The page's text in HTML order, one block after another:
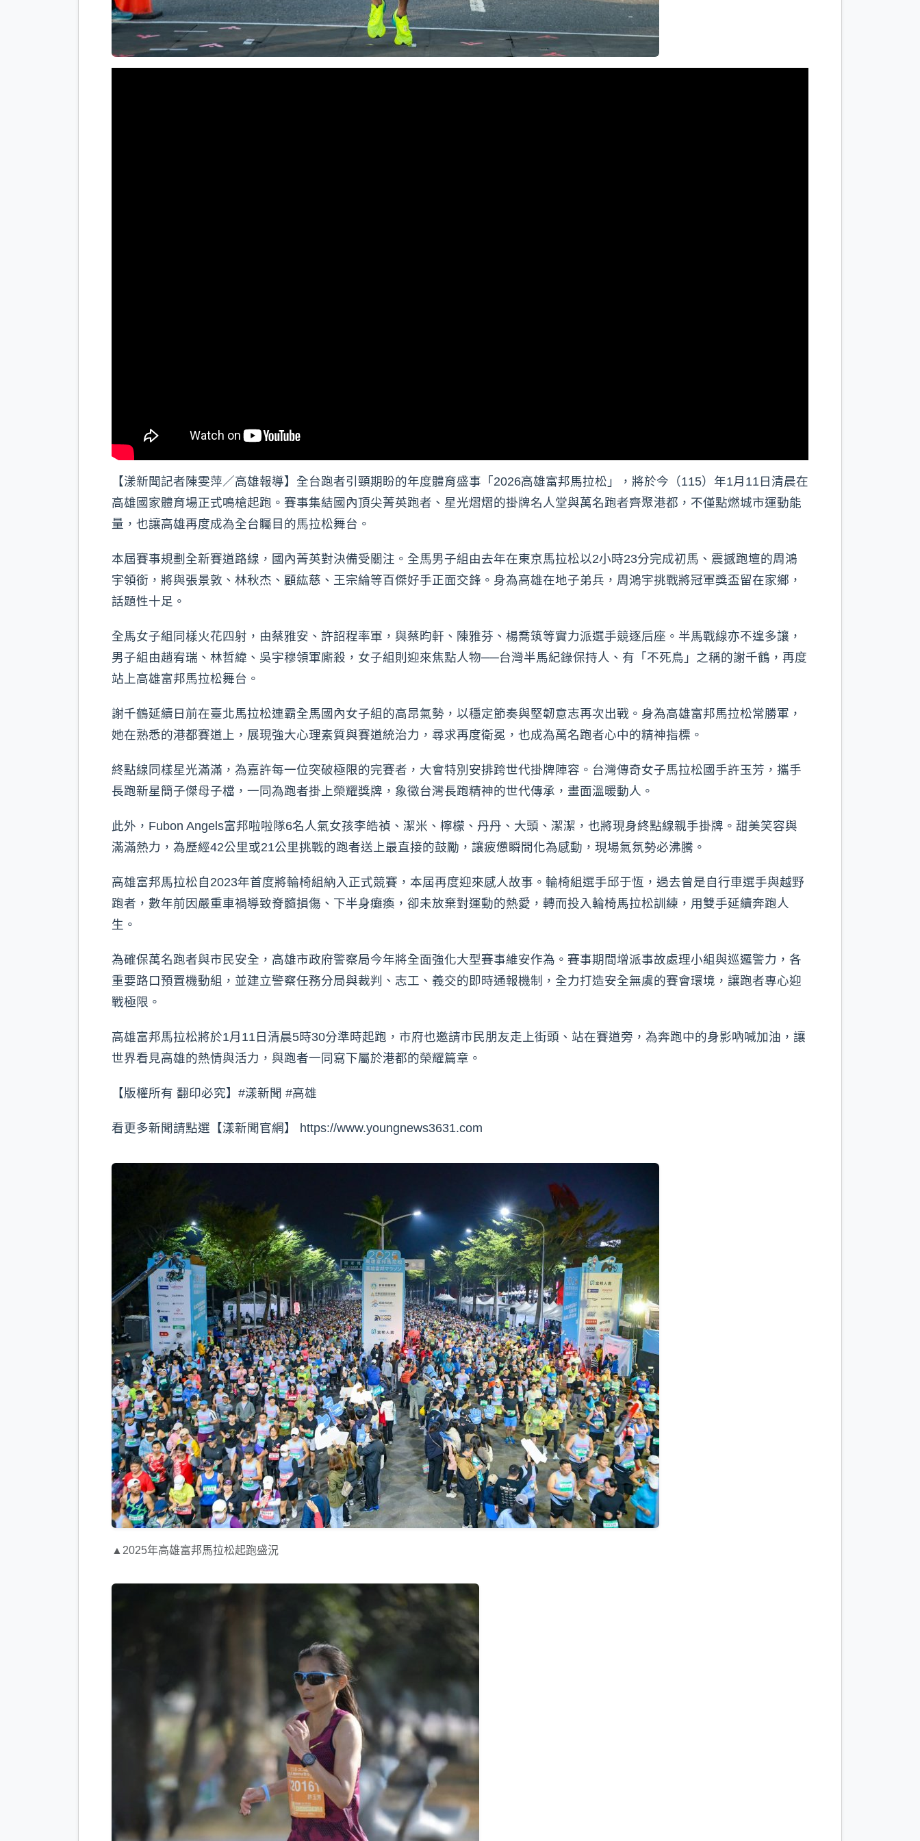
【漾新聞記者陳雯萍／高雄報導】全台跑者引頸期盼的年度體育盛事「2026高雄富邦馬拉松」，將於今（115）年1月11日清晨在
高雄國家體育場正式鳴槍起跑。賽事集結國內頂尖菁英跑者、星光熠熠的掛牌名人堂與萬名跑者齊聚港都，不僅點燃城市運動能
量，也讓高雄再度成為全台矚目的馬拉松舞台。
本屆賽事規劃全新賽道路線，國內菁英對決備受關注。全馬男子組由去年在東京馬拉松以2小時23分完成初馬、震撼跑壇的周鴻
宇領銜，將與張景敦、林秋杰、顧紘慈、王宗綸等百傑好手正面交鋒。身為高雄在地子弟兵，周鴻宇挑戰將冠軍獎盃留在家鄉，
話題性十足。
全馬女子組同樣火花四射，由蔡雅安、許詔程率軍，與蔡昀軒、陳雅芬、楊喬筑等實力派選手競逐后座。半馬戰線亦不遑多讓，
男子組由趙宥瑞、林哲緯、吳宇穆領軍廝殺，女子組則迎來焦點人物──台灣半馬紀錄保持人、有「不死鳥」之稱的謝千鶴，再度
站上高雄富邦馬拉松舞台。
謝千鶴延續日前在臺北馬拉松連霸全馬國內女子組的高昂氣勢，以穩定節奏與堅韌意志再次出戰。身為高雄富邦馬拉松常勝軍，
她在熟悉的港都賽道上，展現強大心理素質與賽道統治力，尋求再度衛冕，也成為萬名跑者心中的精神指標。
終點線同樣星光滿滿，為嘉許每一位突破極限的完賽者，大會特別安排跨世代掛牌陣容。台灣傳奇女子馬拉松國手許玉芳，攜手
長跑新星簡子傑母子檔，一同為跑者掛上榮耀獎牌，象徵台灣長跑精神的世代傳承，畫面溫暖動人。
此外，Fubon Angels富邦啦啦隊6名人氣女孩李皓禎、潔米、檸檬、丹丹、大頭、潔潔，也將現身終點線親手掛牌。甜美笑容與
滿滿熱力，為歷經42公里或21公里挑戰的跑者送上最直接的鼓勵，讓疲憊瞬間化為感動，現場氣氛勢必沸騰。
高雄富邦馬拉松自2023年首度將輪椅組納入正式競賽，本屆再度迎來感人故事。輪椅組選手邱于恆，過去曾是自行車選手與越野
跑者，數年前因嚴重車禍導致脊髓損傷、下半身癱瘓，卻未放棄對運動的熱愛，轉而投入輪椅馬拉松訓練，用雙手延續奔跑人
生。
為確保萬名跑者與市民安全，高雄市政府警察局今年將全面強化大型賽事維安作為。賽事期間增派事故處理小組與巡邏警力，各
重要路口預置機動組，並建立警察任務分局與裁判、志工、義交的即時通報機制，全力打造安全無虞的賽會環境，讓跑者專心迎
戰極限。
高雄富邦馬拉松將於1月11日清晨5時30分準時起跑，市府也邀請市民朋友走上街頭、站在賽道旁，為奔跑中的身影吶喊加油，讓
世界看見高雄的熱情與活力，與跑者一同寫下屬於港都的榮耀篇章。
【版權所有 翻印必究】#漾新聞 #高雄
看更多新聞請點選【漾新聞官網】 https://www.youngnews3631.com
▲2025年高雄富邦馬拉松起跑盛況